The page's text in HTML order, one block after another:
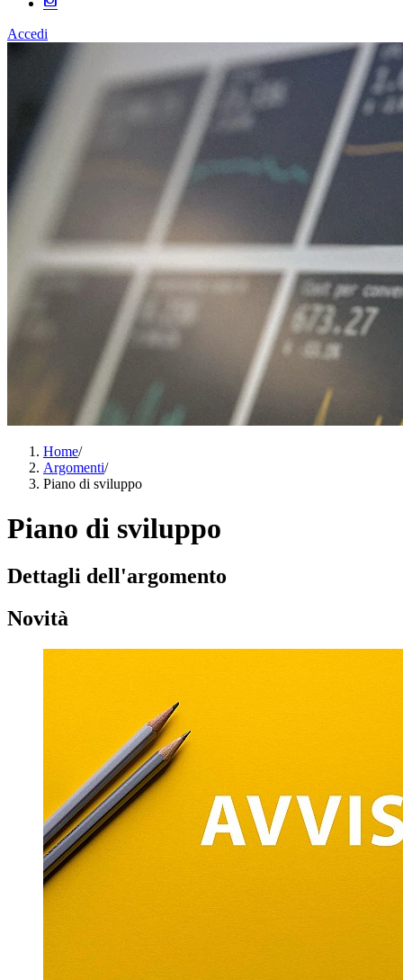
Accedi
Home/
Argomenti/
Piano di sviluppo
Piano di sviluppo
Dettagli dell'argomento
Novità